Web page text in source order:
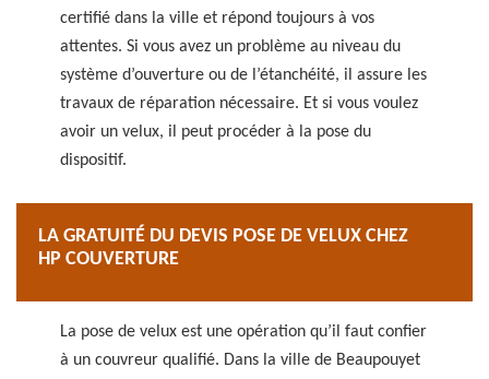
certifié dans la ville et répond toujours à vos
attentes. Si vous avez un problème au niveau du
système d’ouverture ou de l’étanchéité, il assure les
travaux de réparation nécessaire. Et si vous voulez
avoir un velux, il peut procéder à la pose du
dispositif.
LA GRATUITÉ DU DEVIS POSE DE VELUX CHEZ
HP COUVERTURE
La pose de velux est une opération qu’il faut confier
à un couvreur qualifié. Dans la ville de Beaupouyet